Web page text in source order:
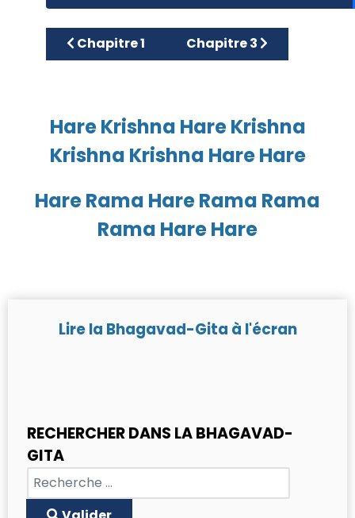
Article précédent : Chapitre 1
Chapitre 1 Article suivant : Chapitre
Chapitre 3
Hare Krishna Hare Krishna
Krishna Krishna Hare Hare
Hare Rama Hare Rama Rama
Rama Hare Hare
Lire la Bhagavad-Gita à l'écran
RECHERCHER DANS LA BHAGAVAD-
GITA
Chercher
Type 2 or more characters for results.